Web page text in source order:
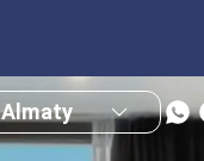
Almaty